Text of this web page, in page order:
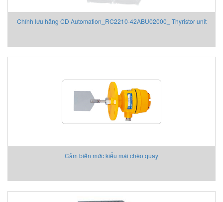
Chỉnh lưu hãng CD Automation_RC2210-42ABU02000_ Thyristor unit
Cảm biến mức kiểu mái chèo quay